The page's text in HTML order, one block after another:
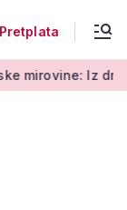
Pretplata
Iz drugog